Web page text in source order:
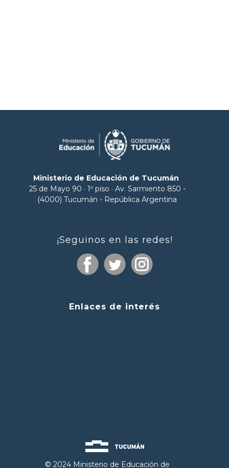
Ministerio de Educación de Tucumán
25 de Mayo 90 · 1º piso · Av. Sarmiento 850 -
(4000) Tucumán - República Argentina
¡Seguinos en las redes!
Enlaces de interés
© 2024 Ministerio de Educación de